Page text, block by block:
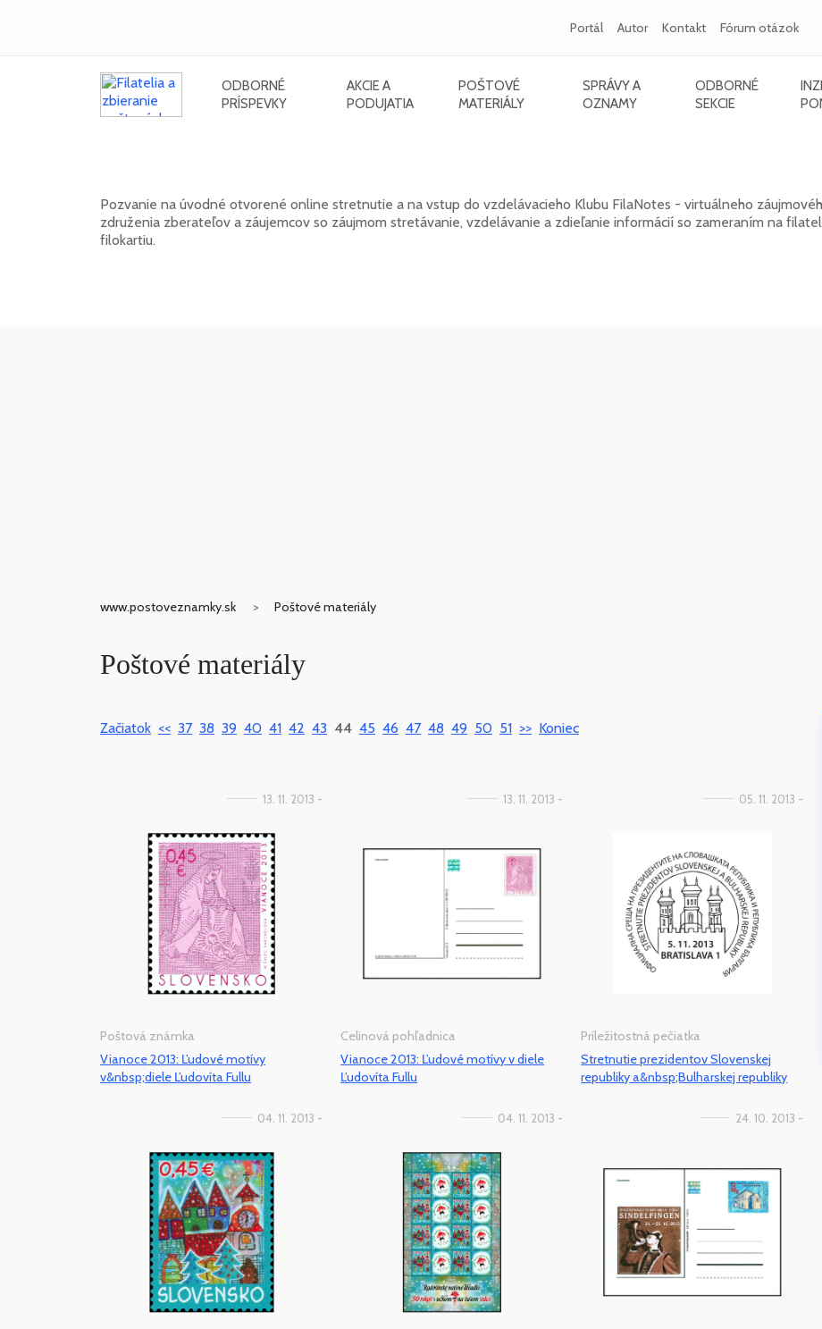
Portál Autor Kontakt Fórum otázok
ODBORNÉ
PRÍSPEVKY
AKCIE A
PODUJATIA
POŠTOVÉ
MATERIÁLY
SPRÁVY A
OZNAMY
ODBORNÉ
SEKCIE
Pozvanie na úvodné otvorené online stretnutie a na vstup do vzdelávacieho Klubu FilaNotes - virtuálneho
združenia zberateľov a záujemcov so záujmom stretávanie, vzdelávanie a zdieľanie informácií so zameraním na
filokartiu.
www.postoveznamky.sk Poštové materiály
Poštové materiály
Začiatok << 37 38 39 40 41 42 43 44 45 46 47 48 49 50 51 >> Koniec
13. 11. 2013 -
Poštová známka
Vianoce 2013: Ľudové motívy
v&nbsp;diele Ľudovíta Fullu
13. 11. 2013 -
Celinová pohľadnica
Vianoce 2013: Ľudové motívy v diele
Ľudovíta Fullu
05. 11. 2013 -
Príležitostná pečiatka
Stretnutie prezidentov Slovenskej
republiky a&nbsp;Bulharskej republiky
04. 11. 2013 - 04. 11. 2013 - 24. 10. 2013 -